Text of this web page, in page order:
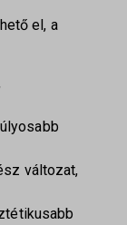
el, a
változat,